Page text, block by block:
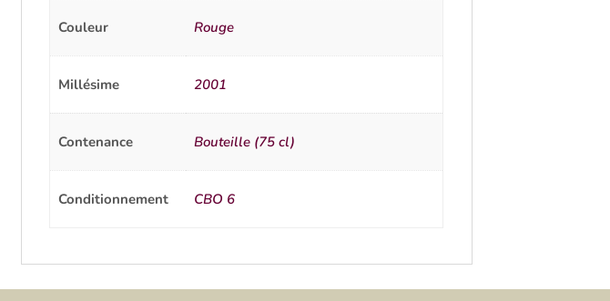
Couleur Rouge
Millésime 2001
Contenance Bouteille (75 cl)
Conditionnement CBO 6